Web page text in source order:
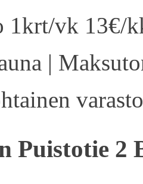
1krt/vk 13€/
|
Puistotie 2